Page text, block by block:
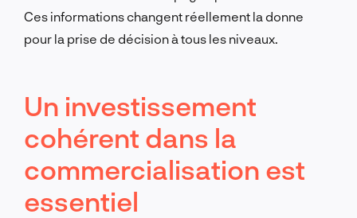
Ces informations changent réellement la donne
pour la prise de décision à tous les niveaux.
Un investissement
cohérent dans la
commercialisation est
essentiel